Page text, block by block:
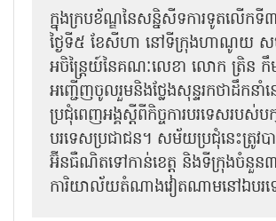
ក្នុងក្របខ័ណ្ឌនៃសន្និសីទការទូតលើក
ថ្ងៃទី៥ ខែសីហា នៅទីក្រុងហាណូយ ស
អចិន្ត្រៃយ៍នៃគណៈលេខា លោក ត្រិន កឹ
អញ្ជើញ​ចូលរួមនិងថ្លែងសុន្ទរកថាដឹកន
ប្រជុំពេញអង្គស្តីពី​​កិច្ច​ការបរទេសរបស់​ប
បរទេស​ប្រជាជន។ សម័យប្រជុំនេះត្រូវបា
អ៊ីនធឺណិតទៅកាន់ខេត្ត និងទីក្រុងចំនួន
ការិយាល័យតំណាងវៀតណាមនៅឯ​បរ